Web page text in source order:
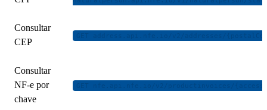
Consultar
CEP
Consultar
NF-e por
chave